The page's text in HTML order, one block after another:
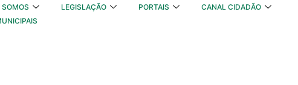
SOMOS LEGISLAÇÃO PORTAIS
CANAL CIDADÃO